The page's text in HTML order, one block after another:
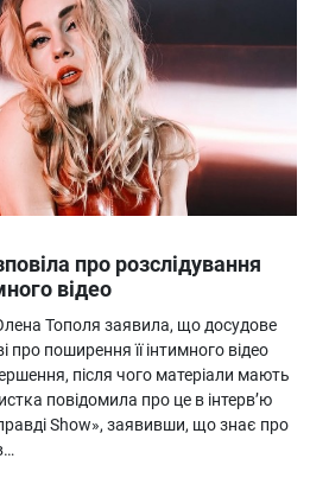
про розслідування
відео
Тополя заявила, що досудове
про поширення її інтимного відео
після чого матеріали мають
повідомила про це в інтерв’ю
Show», заявивши, що знає про